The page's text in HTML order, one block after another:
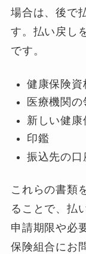
場合は、後で
す。払い戻し
です。
健康保険資
医療機関の
新しい健康
印鑑
振込先の口
これらの書類
ることで、払
申請期限や必
保険組合にお